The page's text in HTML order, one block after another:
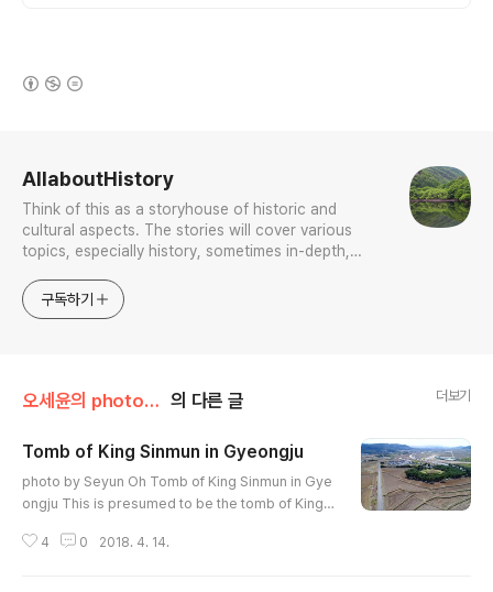
AllaboutHistory
Think of this as a storyhouse of historic and
cultural aspects. The stories will cover various
topics, especially history, sometimes in-depth,
approach will be to resist any common sense or
generalized viewpoint
구독하기
오세윤의 photogallery 의 다른 글 더보기
Tomb of King Sinmun in Gyeongju
photo by Seyun Oh Tomb of King Sinmun in Gye
ongju This is presumed to be the tomb of King
as the eldest son of King Munmu who unified th
4 0 2018. 4. 14.